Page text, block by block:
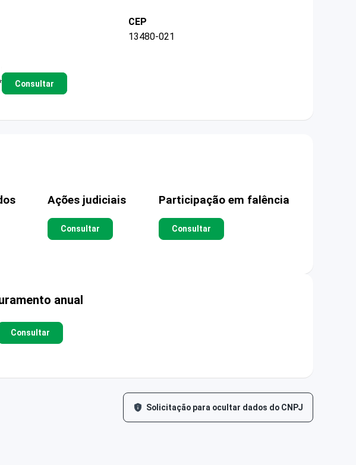
CEP
13480-021
Consultar
Ações judiciais
Consultar
Participação em falência
Consultar
anual
Consultar
Solicitação para ocultar dados do CNPJ